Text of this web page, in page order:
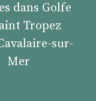
dans Golfe
Tropez
sur-
Mer